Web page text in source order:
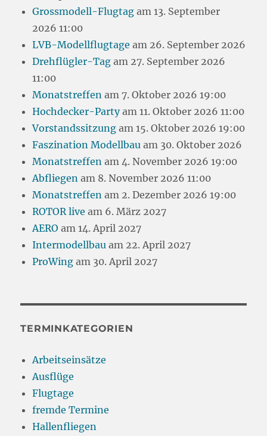
Grossmodell-Flugtag am 13. September
2026 11:00
LVB-Modellflugtage am 26. September 2026
Drehflügler-Tag am 27. September 2026
11:00
Monatstreffen am 7. Oktober 2026 19:00
Hochdecker-Partyam 11. Oktober 2026 11:00
Vorstandssitzung am 15. Oktober 2026 19:00
Faszination Modellbau am 30. Oktober 2026
Monatstreffen am 4. November 2026 19:00
Abfliegen am 8. November 2026 11:00
Monatstreffen am 2. Dezember 2026 19:00
ROTOR live am 6. März 2027
AERO am 14. April 2027
Intermodellbau am 22. April 2027
ProWing am 30. April 2027
TERMINKATEGORIEN
Arbeitseinsätze
Ausflüge
Flugtage
fremde Termine
Hallenfliegen